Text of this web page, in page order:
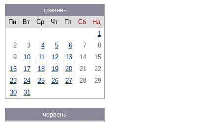
травень
Пн
Вт Ср Чт Пт Сб
Нд
1
2
3 4 5 6 7
8
9
10 11 12 13 14
15
16
17 18 19 20 21
22
23
24 25 26 27 28
29
30
31
червень